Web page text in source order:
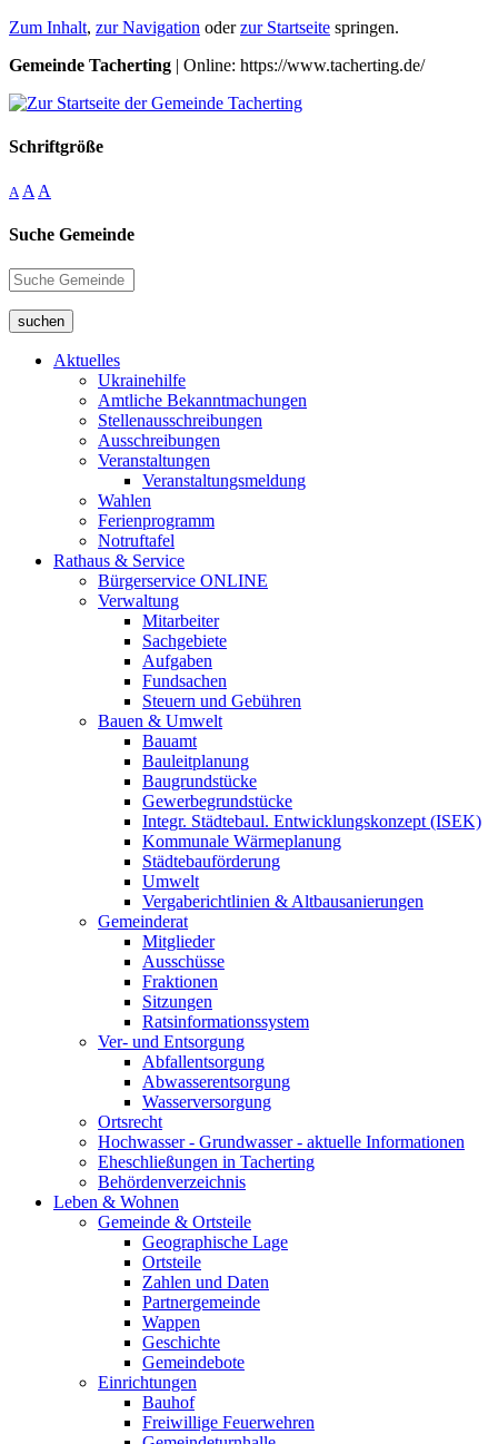
Zum Inhalt, zur Navigation oderzur Startseite springen.
Gemeinde Tacherting | Online: https://www.tacherting.de/
Schriftgröße
A A A
Suche Gemeinde
suchen
Aktuelles
Ukrainehilfe
Amtliche Bekanntmachungen
Stellenausschreibungen
Ausschreibungen
Veranstaltungen
Veranstaltungsmeldung
Wahlen
Ferienprogramm
Notruftafel
Rathaus & Service
Bürgerservice ONLINE
Verwaltung
Mitarbeiter
Sachgebiete
Aufgaben
Fundsachen
Steuern und Gebühren
Bauen & Umwelt
Bauamt
Bauleitplanung
Baugrundstücke
Gewerbegrundstücke
Integr. Städtebaul. Entwicklungskonzept (ISEK)
Kommunale Wärmeplanung
Städtebauförderung
Umwelt
Vergaberichtlinien & Altbausanierungen
Gemeinderat
Mitglieder
Ausschüsse
Fraktionen
Sitzungen
Ratsinformationssystem
Ver- und Entsorgung
Abfallentsorgung
Abwasserentsorgung
Wasserversorgung
Ortsrecht
Hochwasser - Grundwasser - aktuelle Informationen
Eheschließungen in Tacherting
Behördenverzeichnis
Leben & Wohnen
Gemeinde & Ortsteile
Geographische Lage
Ortsteile
Zahlen und Daten
Partnergemeinde
Wappen
Geschichte
Gemeindebote
Einrichtungen
Bauhof
Freiwillige Feuerwehren